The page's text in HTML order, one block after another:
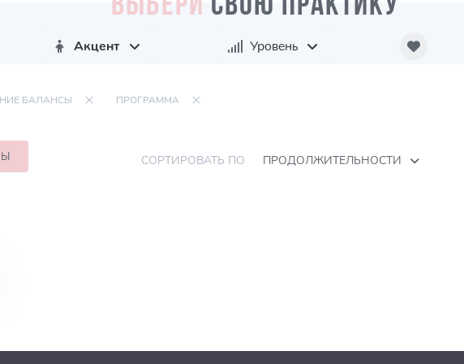
ВЫБЕРИ СВОЮ ПРАКТИКУ
Акцент Уровень
БАЛАНСЫ ПРОГРАММА
СОРТИРОВАТЬ ПО ПРОДОЛЖИТЕЛЬНОСТИ